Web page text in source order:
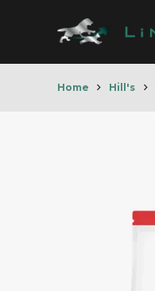
Home Hill's